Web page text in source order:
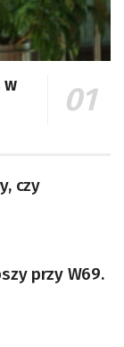
w
czy
przy W69.